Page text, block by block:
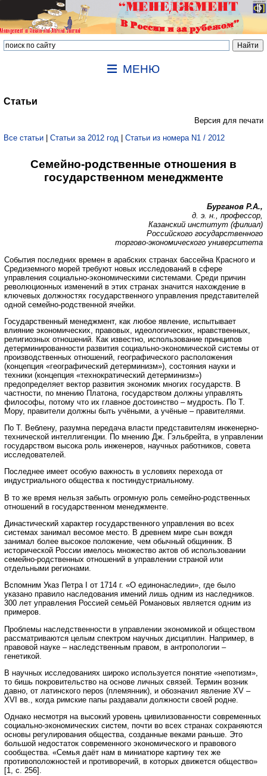
МЕНЮ
Статьи
Версия для печати
Все статьи | Статьи за 2012 год | Статьи из номера N1 / 2012
Семейно-родственные отношения в
государственном менеджменте
Бурганов Р.А.,
д. э. н., профессор,
Казанский институт (филиал)
Российского государственного
торгово-экономического университета
События последних времен в арабских странах бассейна Красного и
Средиземного морей требуют новых исследований в сфере
управления социально-экономическими системами. Среди причин
революционных изменений в этих странах значится нахождение в
ключевых должностях государственного управления представителей
одной семейно-родственной ячейки.
Государственный менеджмент, как любое явление, испытывает
влияние экономических, правовых, идеологических, нравственных,
религиозных отношений. Как известно, использование принципов
детерминированности развития социально-экономической системы от
производственных отношений, географического расположения
(концепция «географический детерминизм»), состояния науки и
техники (концепция «технократический детерминизм»)
предопределяет вектор развития экономик многих государств. В
частности, по мнению Платона, государством должны управлять
философы, потому что их главное достоинство – мудрость. По Т.
Мору, правители должны быть учёными, а учёные – правителями.
По Т. Веблену, разумна передача власти представителям инженерно-
технической интеллигенции. По мнению Дж. Гэльбрейта, в управлении
государством высока роль инженеров, научных работников, совета
исследователей.
Последнее имеет особую важность в условиях перехода от
индустриального общества к постиндустриальному.
В то же время нельзя забыть огромную роль семейно-родственных
отношений в государственном менеджменте.
Династический характер государственного управления во всех
системах занимал весомое место. В древнем мире сын вождя
занимал более высокое положение, чем обычный общинник. В
исторической России имелось множество актов об использовании
семейно-родственных отношений в управлении страной или
отдельными регионами.
Вспомним Указ Петра I от 1714 г. «О единонаследии», где было
указано правило наследования имений лишь одним из наследников.
300 лет управления Россией семьёй Романовых является одним из
примеров.
Проблемы наследственности в управлении экономикой и обществом
рассматриваются целым спектром научных дисциплин. Например, в
правовой науке – наследственным правом, в антропологии –
генетикой.
В научных исследованиях широко используется понятие «непотизм»,
то бишь покровительство на основе личных связей. Термин возник
давно, от латинского nepos (племянник), и обозначил явление XV –
XVI вв., когда римские папы раздавали должности своей родне.
Однако несмотря на высокий уровень цивилизованности современных
социально-экономических систем, почти во всех странах сохраняются
основы регулирования общества, созданные веками раньше. Это
большой недостаток современного экономического и правового
сообщества. «Семья даёт нам в миниатюре картину тех же
противоположностей и противоречий, в которых движется общество»
[1, с. 256].